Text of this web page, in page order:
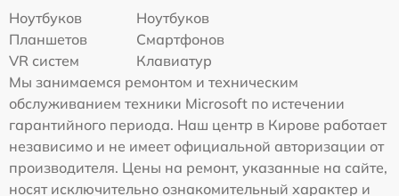
Ноутбуков
Ноутбуков
Планшетов
Смартфонов
VR систем
Клавиатур
Мы занимаемся ремонтом и техническим
обслуживанием техники Microsoft по истечении
гарантийного периода. Наш центр в Кирове работает
независимо и не имеет официальной авторизации от
производителя. Цены на ремонт, указанные на сайте,
носят исключительно ознакомительный характер и